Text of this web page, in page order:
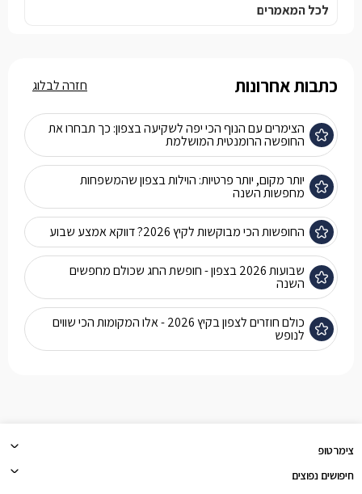
לכל המאמרים
כתבות אחרונות
הצימרים עם הנוף הכי יפה לשקיעה בצפון: כך תבחרו את
החופשה הרומנטית המושלמת
יותר מקום, יותר פרטיות: הוילות בצפון שהמשפחות
מחפשות השנה
החופשות הכי מבוקשות לקיץ 2026? דווקא אמצע שבוע
שבועות 2026 בצפון - חופשת החג שכולם מחפשים
השנה
כולם חוזרים לצפון בקיץ 2026 - אלו המקומות הכי שווים
לנופש
חזרה לבלוג
צימרטופ
חיפושים נפוצים